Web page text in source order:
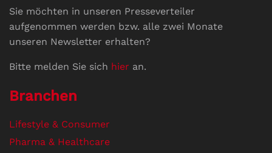
Sie möchten in unseren Presseverteiler
aufgenommen werden bzw. alle zwei Monate
unseren Newsletter erhalten?
Bitte melden Sie sich hier an.
Branchen
Lifestyle & Consumer
Pharma & Healthcare